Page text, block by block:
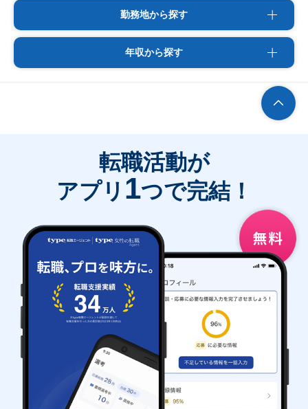
勤務地から探す
年収から探す
転職活動が
アプリ 1つで完結！